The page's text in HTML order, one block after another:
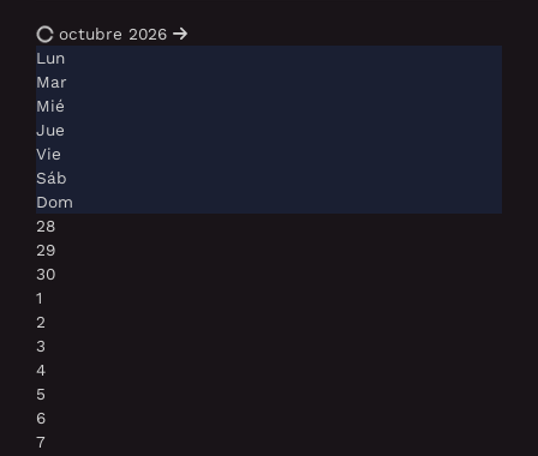
octubre 2026
Lun
Mar
Mié
Jue
Vie
Sáb
Dom
28
29
30
1
2
3
4
5
6
7